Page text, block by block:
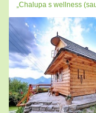
„Chalupa s wellness